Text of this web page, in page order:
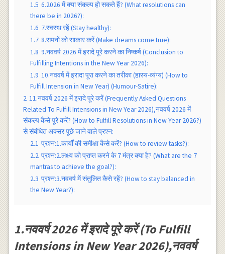
1.5 6.2026 में क्या संकल्प हो सकते हैं? (What resolutions can
there be in 2026?):
1.6 7.स्वस्थ रहें (Stay healthy):
1.7 8.सपनों को साकार करें (Make dreams come true):
1.8 9.नववर्ष 2026 में इरादे पूरे करने का निष्कर्ष (Conclusion to
Fulfilling Intentions in the New Year 2026):
1.9 10.नववर्ष में इरादा पूरा करने का तरीका (हास्य-व्यंग्य) (How to
Fulfill Intension in New Year) (Humour-Satire):
2 11.नववर्ष 2026 में इरादे पूरे करें (Frequently Asked Questions
Related To Fulfill Intensions in New Year 2026),नववर्ष 2026 में
संकल्प कैसे पूरे करें? (How to Fulfill Resolutions in New Year 2026?)
से संबंधित अक्सर पूछे जाने वाले प्रश्न:
2.1 प्रश्न:1.कार्यों की समीक्षा कैसे करें? (How to review tasks?):
2.2 प्रश्न:2.लक्ष्य को प्राप्त करने के 7 मंत्र क्या है? (What are the 7
mantras to achieve the goal?):
2.3 प्रश्न:3.नववर्ष में संतुलित कैसे रहें? (How to stay balanced in
the New Year?):
1.नववर्ष 2026 में इरादे पूरे करें (To Fulfill
Intensions in New Year 2026),नववर्ष